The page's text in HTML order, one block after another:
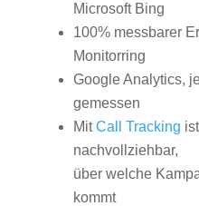
Microsoft Bing
100% messbarer
Monitorring
Google Analytics,
gemessen
MitCall Tracking
nachvollziehbar,
über welche
kommt